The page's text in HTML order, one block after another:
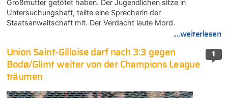
Großmutter getötet haben. Der Jugendlichen sitze in
Untersuchungshaft, teilte eine Sprecherin der
Staatsanwaltschaft mit. Der Verdacht laute Mord.
....weiterlesen
1
Union Saint-Gilloise darf nach 3:3 gegen
Bodø/Glimt weiter von der Champions League
träumen